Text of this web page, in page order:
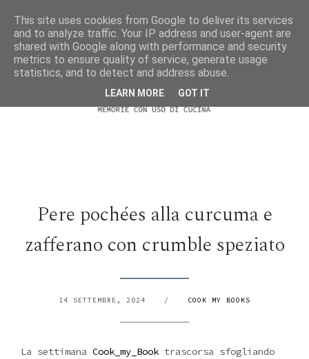
Pere pochées alla curcuma e
zafferano con crumble speziato
14 SETTEMBRE, 2024 / COOK MY BOOKS
La settimana Cook_my_Booktrascorsa sfogliando
This site uses cookies from Google to deliver its services
and to analyze traffic. Your IP address and user-agent are
shared with Google along with performance and security
metrics to ensure quality of service, generate usage
statistics, and to detect and address abuse.
LEARN MORE GOT IT